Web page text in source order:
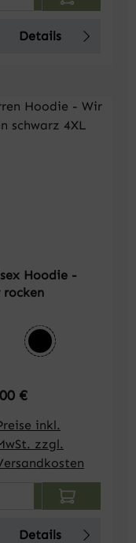
Details
Hoodie -
rocken
auswählen
schwarz
Preis:
€
inkl.
zzgl.
Anzahl:
Details